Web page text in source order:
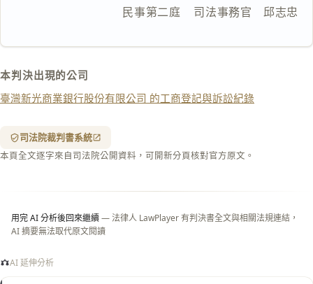
                  民事第二庭    司法事務官　邱志忠
本判決出現的公司
臺灣新光商業銀行股份有限公司 的工商登記與訴訟紀錄
司法院裁判書系統
本頁全文逐字來自司法院公開資料，可開新分頁核對官方原文。
用完 AI 分析後回來繼續— 法律人 LawPlayer 有判決書全文與相關法規連結，
AI 摘要無法取代原文閱讀
AI 延伸分析